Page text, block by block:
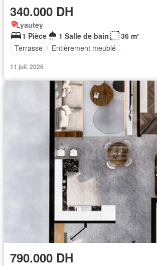
340.000 DH
Lyautey
1 Pièce
1 Salle de bain
36 m²
Terrasse
Entièrement meublé
11 juil. 2026
790.000 DH